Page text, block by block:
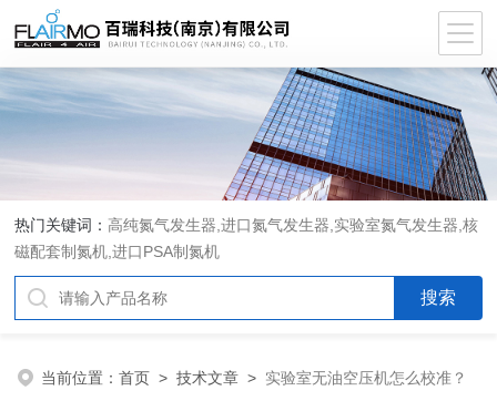
热门关键词： 高纯氮气发生器,进口氮气发生器,实验室氮气发生器,核
磁配套制氮机,进口PSA制氮机
当前位置：首页 >技术文章 > 实验室无油空压机怎么校准？